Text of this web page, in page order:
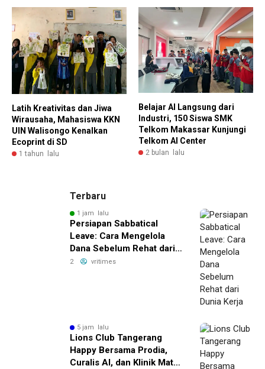
Latih Kreativitas dan Jiwa
Wirausaha, Mahasiswa KKN
UIN Walisongo Kenalkan
Ecoprint di SD
1 tahun lalu
Belajar AI Langsung dari
Industri, 150 Siswa SMK
Telkom Makassar Kunjungi
Telkom AI Center
2 bulan lalu
Terbaru
1 jam lalu
Persiapan Sabbatical
Leave: Cara Mengelola
Dana Sebelum Rehat dari
Dunia Kerja
2 vritimes
5 jam lalu
Lions Club Tangerang
Happy Bersama Prodia,
Curalis AI, dan Klinik Mata